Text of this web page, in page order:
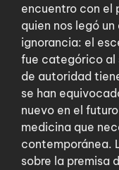
encuentro con el
quien nos legó
ignorancia: el
fue categórico al
de autoridad
se han
nuevo en el
medicina que
contemporánea.
sobre la premisa